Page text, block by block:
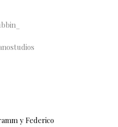
y Federico